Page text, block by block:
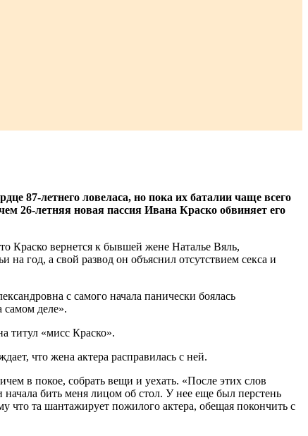
87-летнего ловеласа, но пока их баталии чаще всего
26-летняя новая пассия Ивана Краско обвиняет его
Краско вернется к бывшей жене Наталье Вяль,
год, а свой развод он объяснил отсутствием секса и
с самого начала панически боялась
деле».
титул «мисс Краско».
что жена актера расправилась с ней.
в покое, собрать вещи и уехать. «После этих слов
бить меня лицом об стол. У нее еще был перстень
что та шантажирует пожилого актера, обещая покончить с